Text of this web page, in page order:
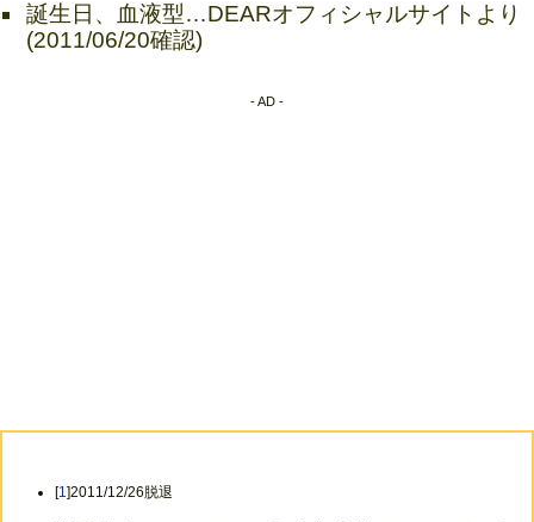
誕生日、血液型…DEARオフィシャルサイトより
(2011/06/20確認)
- AD -
[1 ]2011/12/26脱退